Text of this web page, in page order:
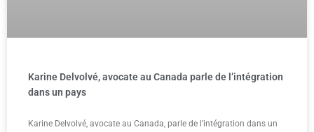
Karine Delvolvé, avocate au Canada parle de l’intégration
dans un pays
Karine Delvolvé, avocate au Canada, parle de l’intégration dans un